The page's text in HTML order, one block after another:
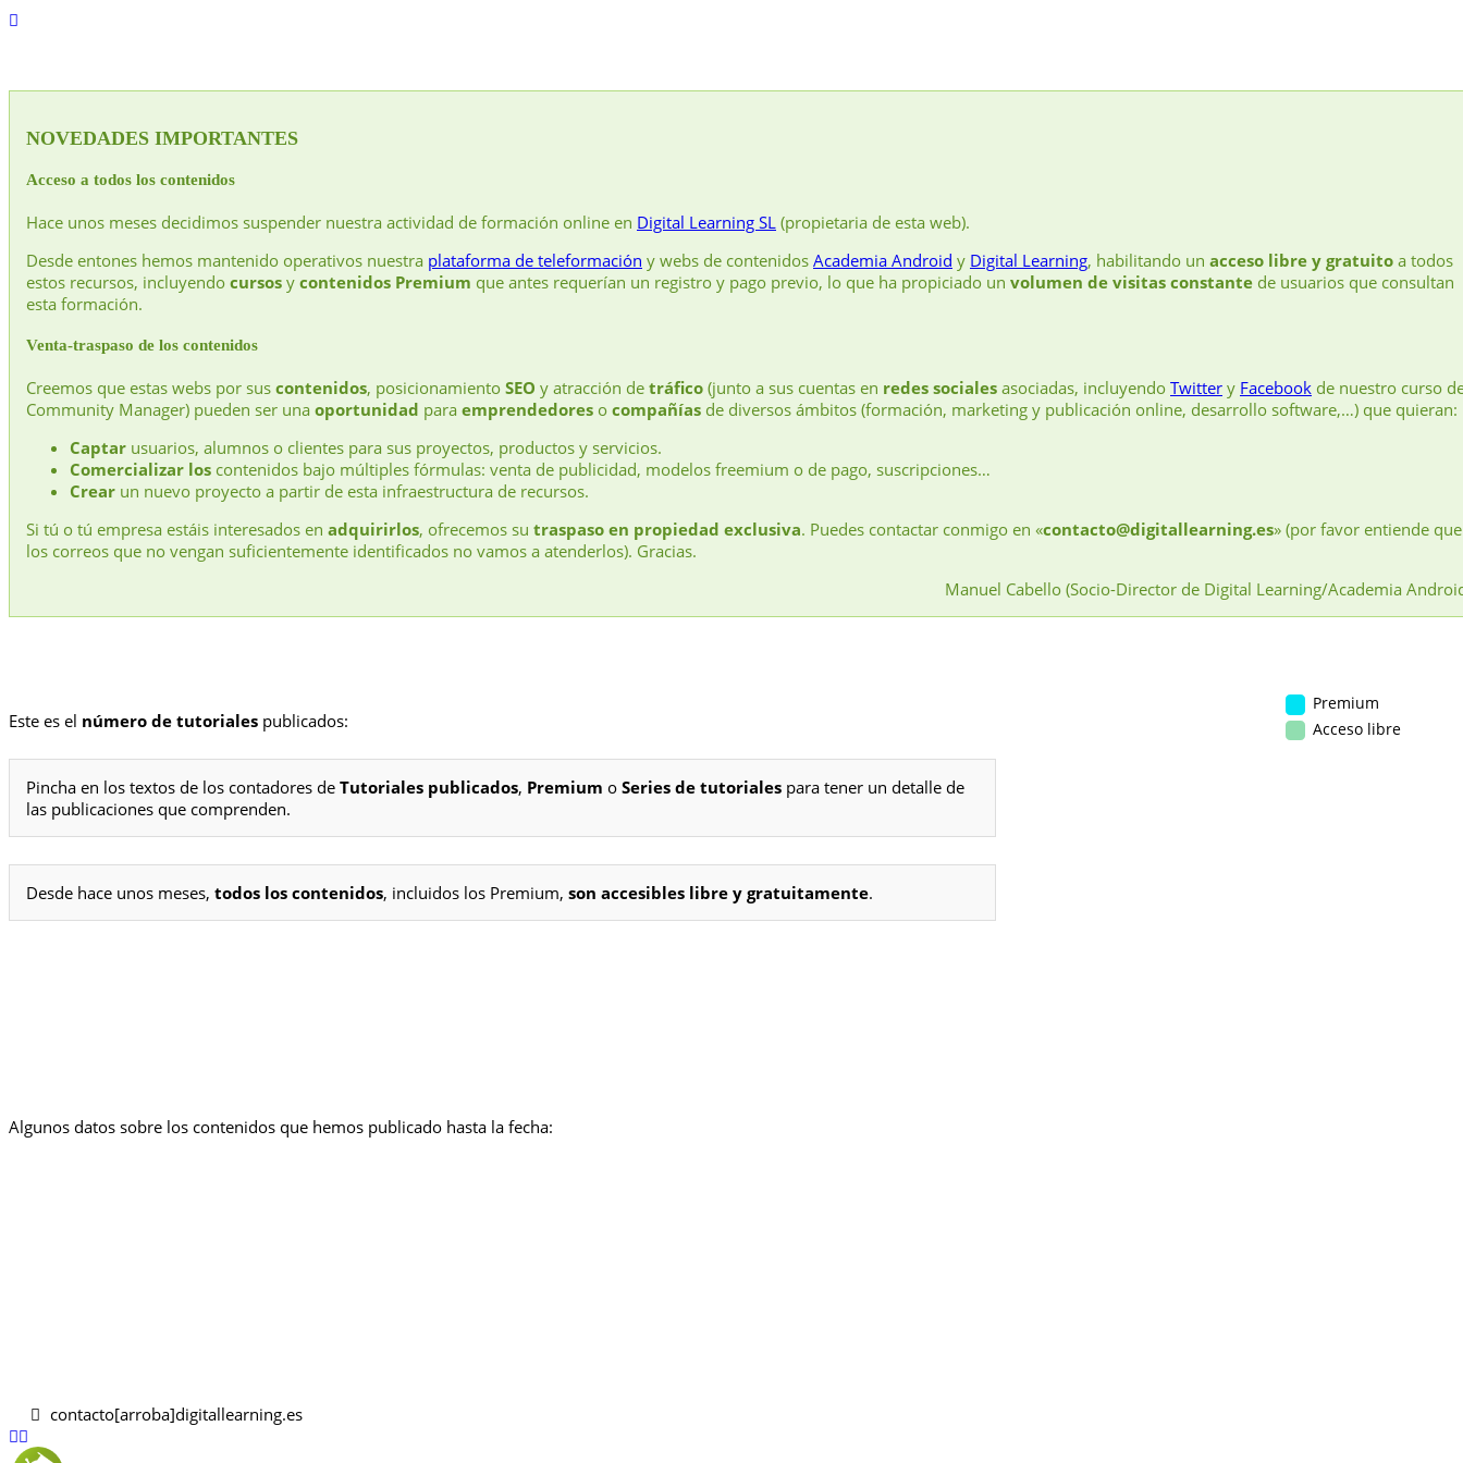
NOVEDADES IMPORTANTES
Acceso a todos los contenidos
Hace unos meses decidimos suspender nuestra actividad de formación online en Digital Learning SL (propietaria de esta web).
Desde entones hemos mantenido operativos nuestra plataforma de teleformación y webs de contenidos Academia Android y Digital Learning, habilitando un acceso libre y gratuito a todos
estos recursos, incluyendo cursos y contenidos Premium que antes requerían un registro y pago previo, lo que ha propiciado un volumen de visitas constante de usuarios que consultan
esta formación.
Venta-traspaso de los contenidos
Creemos que estas webs por sus contenidos, posicionamiento SEO y atracción de tráfico (junto a sus cuentas en redes sociales asociadas, incluyendo Twitter y Facebook de nuestro curso
Community Manager) pueden ser una oportunidad para emprendedores o compañías de diversos ámbitos (formación, marketing y publicación online, desarrollo software,…) que quieran:
Captar usuarios, alumnos o clientes para sus proyectos, productos y servicios.
Comercializar los contenidos bajo múltiples fórmulas: venta de publicidad, modelos freemium o de pago, suscripciones…
Crear un nuevo proyecto a partir de esta infraestructura de recursos.
Si tú o tú empresa estáis interesados en adquirirlos, ofrecemos su traspaso en propiedad exclusiva. Puedes contactar conmigo en «contacto@digitallearning.es» (por favor entiende que
los correos que no vengan suficientemente identificados no vamos a atenderlos). Gracias.
Manuel Cabello (Socio-Director de Digital Learning/Academia
Este es el número de tutoriales publicados:
Pincha en los textos de los contadores de Tutoriales publicados, Premium o Series de tutoriales para tener un detalle de
las publicaciones que comprenden.
Desde hace unos meses, todos los contenidos, incluidos los Premium, son accesibles libre y gratuitamente.
Premium
Acceso libre
Algunos datos sobre los contenidos que hemos publicado hasta la fecha:
contacto[arroba]digitallearning.es